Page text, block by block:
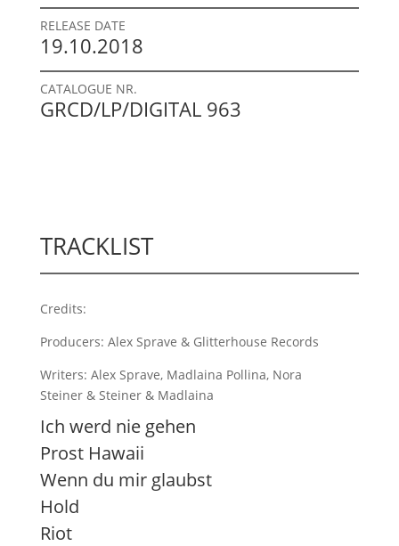
RELEASE DATE
19.10.2018
CATALOGUE NR.
GRCD/LP/DIGITAL 963
TRACKLIST
Credits:
Producers: Alex Sprave & Glitterhouse Records
Writers: Alex Sprave, Madlaina Pollina, Nora
Steiner & Steiner & Madlaina
Ich werd nie gehen
Prost Hawaii
Wenn du mir glaubst
Hold
Riot